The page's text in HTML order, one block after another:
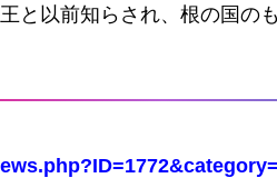
と以前知らされ、根の国の